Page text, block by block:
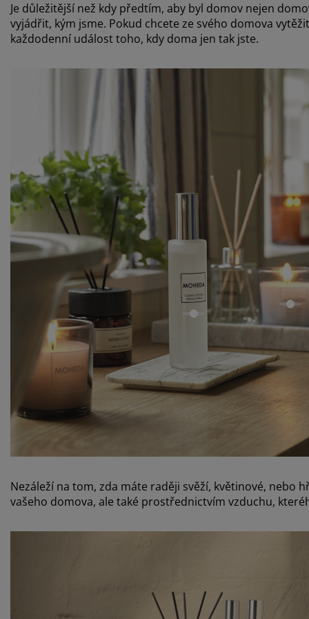
Je důležitější než kdy předtím, aby byl domov nejen
vyjádřit, kým jsme. Pokud chcete ze svého domova
každodenní událost toho, kdy doma jen tak jste.
open
Nezáleží na tom, zda máte raději svěží, květinové, nebo
vašeho domova, ale také prostřednictvím vzduchu,